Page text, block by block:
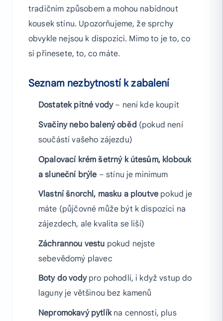
tradičním způsobem a mohou nabídnout
kousek stínu. Upozorňujeme, že sprchy
obvykle nejsou k dispozici. Mimo to je to, co
si přinesete, to, co máte.
Seznam nezbytností k zabalení
Dostatek pitné vody– není kde koupit
Svačiny nebo balený oběd (pokud není
součástí vašeho zájezdu)
Opalovací krém šetrný k útesům, klobouk
a sluneční brýle – stínu je minimum
Vlastní šnorchl, masku a ploutve pokud je
máte (půjčovné může být k dispozici na
zájezdech, ale kvalita se liší)
Záchrannou vestu pokud nejste
sebevědomý plavec
Boty do vodypro pohodlí, i když vstup do
laguny je většinou bez kamenů
Nepromokavý pytlíkna cennosti, plus